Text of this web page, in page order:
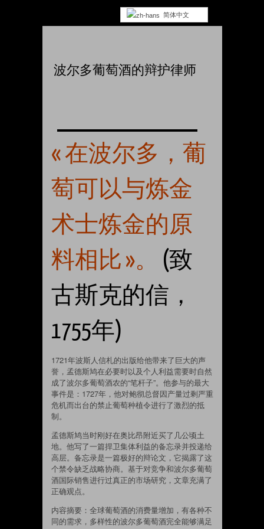
简体中文
波尔多葡萄酒的辩护律师
« 在波尔多，葡
萄可以与炼金
术士炼金的原
料相比 »。
(致
古斯克的信，
1755年)
1721年波斯人信札的出版给他带来了巨大的声
誉，孟德斯鸠在必要时以及个人利益需要时自然
成了波尔多葡萄酒农的“笔杆子”。他参与的最大
事件是：1727年，他对鲍彻总督因产量过剩严重
危机而出台的禁止葡萄种植令进行了激烈的抵
制。
孟德斯鸠当时刚好在奥比昂附近买了几公顷土
地。他写了一篇捍卫集体利益的备忘录并投递给
高层。备忘录是一篇极好的辩论文，它揭露了这
个禁令缺乏战略协商。基于对竞争和波尔多葡萄
酒国际销售进行过真正的市场研究，文章充满了
正确观点。
内容摘要：全球葡萄酒的消费量增加，有各种不
同的需求，多样性的波尔多葡萄酒完全能够满足